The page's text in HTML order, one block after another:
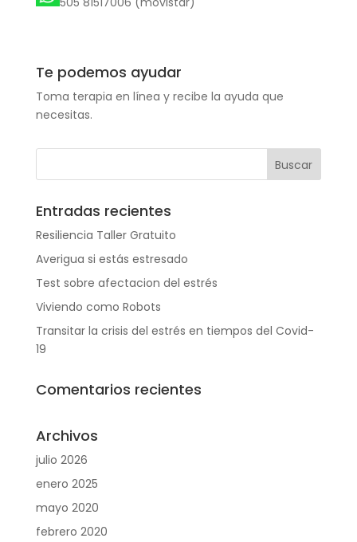
Te podemos ayudar
Toma terapia en línea y recibe la ayuda que
necesitas.
Entradas recientes
Resiliencia Taller Gratuito
Averigua si estás estresado
Test sobre afectacion del estrés
Viviendo como Robots
Transitar la crisis del estrés en tiempos del Covid-
19
Comentarios recientes
Archivos
julio 2026
enero 2025
mayo 2020
febrero 2020